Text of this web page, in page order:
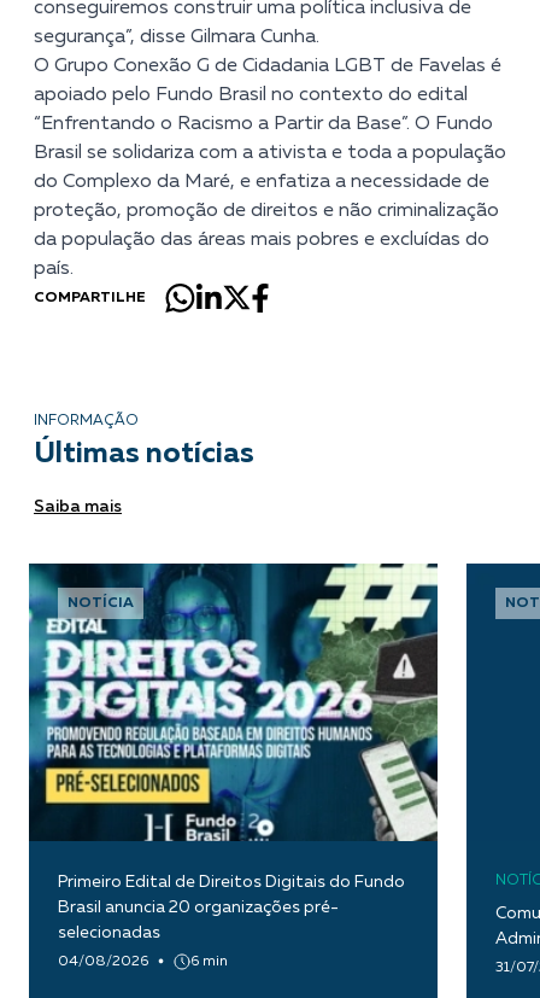
conseguiremos construir uma política inclusiva de
segurança”, disse Gilmara Cunha.
O Grupo Conexão G de Cidadania LGBT de Favelas é
apoiado pelo Fundo Brasil no contexto do edital
“Enfrentando o Racismo a Partir da Base”. O Fundo
Brasil se solidariza com a ativista e toda a população
do Complexo da Maré, e enfatiza a necessidade de
proteção, promoção de direitos e não criminalização
da população das áreas mais pobres e excluídas do
país.
COMPARTILHE
INFORMAÇÃO
Últimas notícias
Saiba mais
NOTÍCIA
Primeiro Edital de Direitos Digitais do Fundo
Brasil anuncia 20 organizações pré-
selecionadas
04/08/2026 6 min 31/